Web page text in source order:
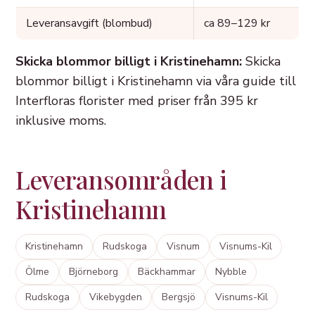
Leveransavgift (blombud) ca 89–129 kr
Skicka blommor billigt i Kristinehamn: Skicka
blommor billigt i Kristinehamn via våra guide till
Interfloras florister med priser från 395 kr
inklusive moms.
Leveransområden i
Kristinehamn
Kristinehamn Rudskoga Visnum
Visnums-Kil
Ölme
Björneborg Bäckhammar
Nybble
Rudskoga
Vikebygden Bergsjö Visnums-Kil